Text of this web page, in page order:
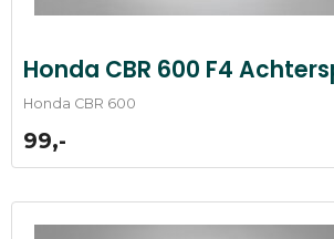
Honda CBR 600 F4
Honda CBR 600
99,-